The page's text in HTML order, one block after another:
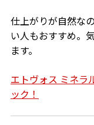
仕上がりが自然な
い人もおすすめ。
ます。
エトヴォス ミネラ
ック！